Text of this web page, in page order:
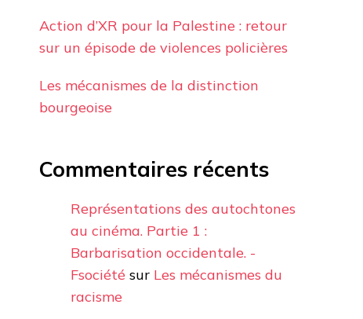
Action d’XR pour la Palestine : retour
sur un épisode de violences policières
Les mécanismes de la distinction
bourgeoise
Commentaires récents
Représentations des autochtones
au cinéma. Partie 1 :
Barbarisation occidentale. -
Fsociétésur Les mécanismes du
racisme